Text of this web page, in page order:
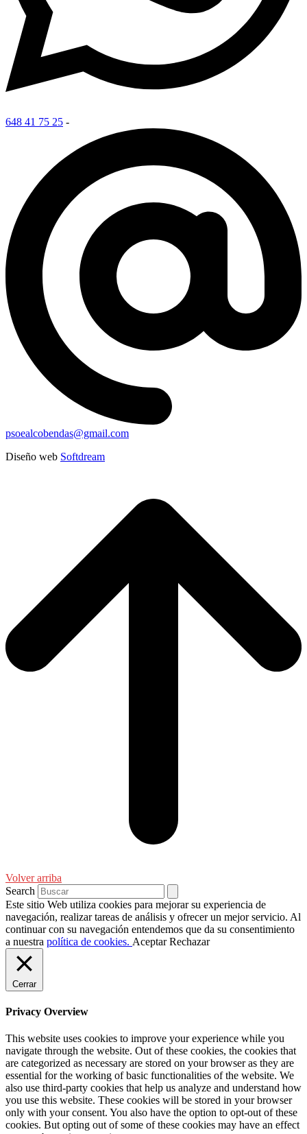
648 41 75 25 -
psoealcobendas@gmail.com
Diseño web Softdream
Volver arriba
Search
Este sitio Web utiliza cookies para mejorar su experiencia de
navegación, realizar tareas de análisis y ofrecer un mejor servicio. Al
continuar con su navegación entendemos que da su consentimiento
a nuestra política de cookies. Aceptar Rechazar
Cerrar
Privacy Overview
This website uses cookies to improve your experience while you
navigate through the website. Out of these cookies, the cookies that
are categorized as necessary are stored on your browser as they are
essential for the working of basic functionalities of the website. We
also use third-party cookies that help us analyze and understand how
you use this website. These cookies will be stored in your browser
only with your consent. You also have the option to opt-out of these
cookies. But opting out of some of these cookies may have an effect